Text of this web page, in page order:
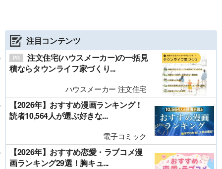
注目コンテンツ
注文住宅(ハウスメーカー)の一括見
積ならタウンライフ家づくり...
ハウスメーカー 注文住宅
【2026年】おすすめ漫画ランキング！
読者10,564人が選ぶ好きな...
電子コミック
【2026年】おすすめ恋愛・ラブコメ漫
画ランキング29選！胸キュ...